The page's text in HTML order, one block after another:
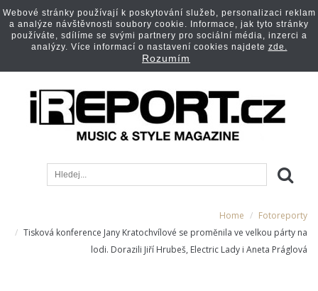
Home
Fotoreporty
Tisková konference Jany Kratochvílové se proměnila ve velkou párty na
lodi. Dorazili Jiří Hrubeš, Electric Lady i Aneta Práglová
Webové stránky používají k poskytování služeb, personalizaci reklam
a analýze návštěvnosti soubory cookie. Informace, jak tyto stránky
používáte, sdílíme se svými partnery pro sociální média, inzerci a
analýzy. Více informací o nastavení cookies najdete zde.
Rozumím